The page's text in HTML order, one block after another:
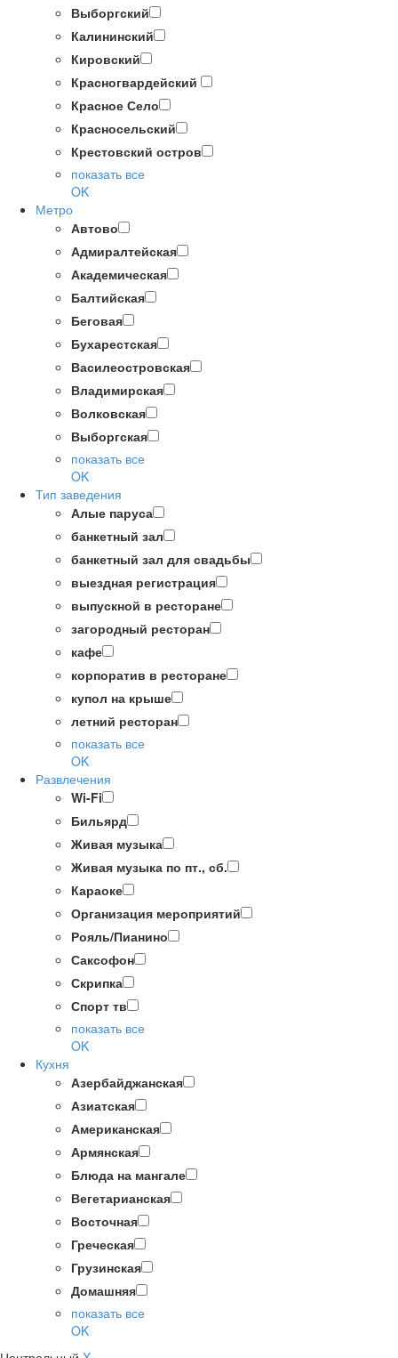
Выборгский
Калининский
Кировский
Красногвардейский
Красное Село
Красносельский
Крестовский остров
показать все
OK
Метро
Автово
Адмиралтейская
Академическая
Балтийская
Беговая
Бухарестская
Василеостровская
Владимирская
Волковская
Выборгская
показать все
OK
Тип заведения
Алые паруса
банкетный зал
банкетный зал для свадьбы
выездная регистрация
выпускной в ресторане
загородный ресторан
кафе
корпоратив в ресторане
купол на крыше
летний ресторан
показать все
OK
Развлечения
Wi-Fi
Бильярд
Живая музыка
Живая музыка по пт., сб.
Караоке
Организация мероприятий
Рояль/Пианино
Саксофон
Скрипка
Спорт тв
показать все
OK
Кухня
Азербайджанская
Азиатская
Американская
Армянская
Блюда на мангале
Вегетарианская
Восточная
Греческая
Грузинская
Домашняя
показать все
OK